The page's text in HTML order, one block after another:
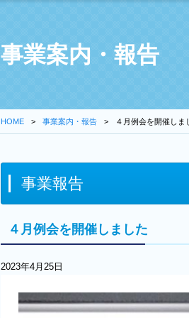
事業案内・報告
HOME 事業案内・報告 ４月例会を開催しま
事業報告
４月例会を開催しました
2023年4月25日